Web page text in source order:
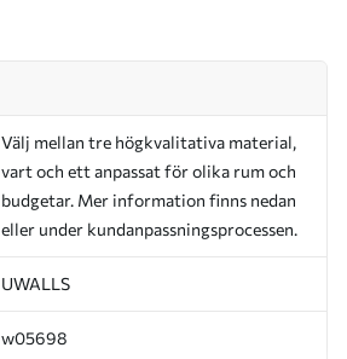
Välj mellan tre högkvalitativa material,
vart och ett anpassat för olika rum och
budgetar. Mer information finns nedan
eller under kundanpassningsprocessen.
UWALLS
w05698